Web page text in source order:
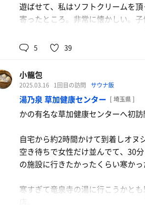
夕食バーベキューセット
ーストとガーリックライスのセッ
卵かけご飯
お漬物コーナーのイカ塩辛がすご
味しい
遊ばせて、私はソフトクリームを
寄ったところ。非常に懐かしい。
ホテルに到着しご飯前に長女とお
虫が嫌だったみたいだけど、『と
嬉しかった。
ディナービュッフェはカットケー
べる…甘くてしんどくなったらモツ
な。
が窓の外を見て『あそこに狼がい
5 39
小籠包
2025.03.16 1回目の訪問 サウナ飯
湯乃泉 草加健康センター [ 埼玉県 ]
かの有名な草加健康センターへ初訪
自宅から約2時間かけて到着しオヌ
空き待ちで女性だけ並んでて、30
の施設に行きたかったくらい寒かっ
寒すぎて竜泉寺の湯に行こうかと